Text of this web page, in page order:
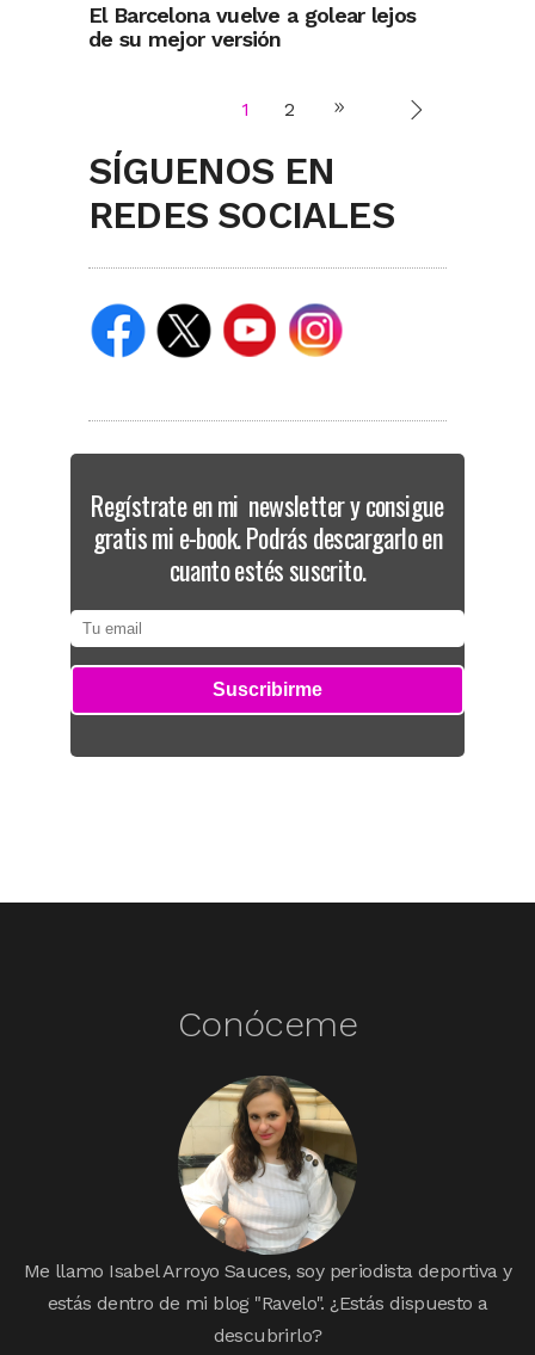
El Barcelona vuelve a golear lejos
de su mejor versión
1 2
SÍGUENOS EN
REDES SOCIALES
Regístrate en mi newsletter y consigue
gratis mi e-book. Podrás descargarlo en
cuanto estés suscrito.
Conóceme
Me llamo Isabel Arroyo Sauces, soy periodista deportiva y
estás dentro de mi blog "Ravelo". ¿Estás dispuesto a
descubrirlo?